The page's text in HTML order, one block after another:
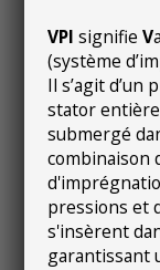
VPI signifie V
(système
Il s’agit d’un
stator
submergé
combinaison
pressions et
s'insèrent
garantissant